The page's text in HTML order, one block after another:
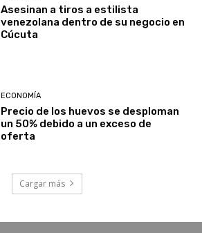
Asesinan a tiros a estilista
venezolana dentro de su negocio en
Cúcuta
ECONOMÍA
Precio de los huevos se desploman
un 50% debido a un exceso de
oferta
Cargar más